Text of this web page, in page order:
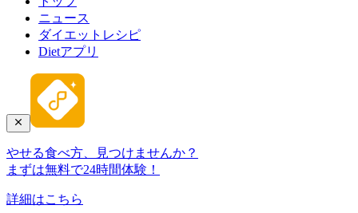
ニュース
ダイエットレシピ
Dietアプリ
やせる食べ方、見つけませんか？
まずは無料で24時間体験！
詳細はこちら